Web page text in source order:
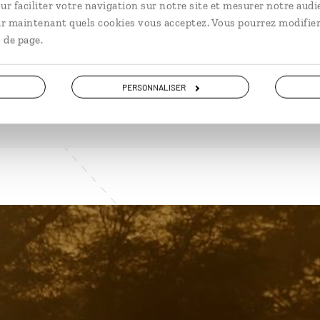
faciliter votre navigation sur notre site et mesurer notre
maintenant quels cookies vous acceptez. Vous pourrez
page.
PERSONNALISER
VOIR NOS 19 IDÉES DE VOYAGE EN AFRIQUE DU SUD